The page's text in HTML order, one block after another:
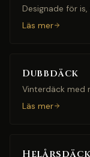
Designade för
Läs mer
Dubbdäck
Vinterdäck med
Läs mer
Helårsdäck